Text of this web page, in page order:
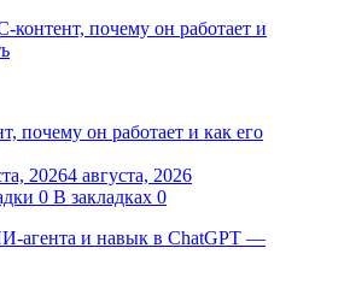
почему он работает и как его
20264 августа, 2026
0 В закладках 0